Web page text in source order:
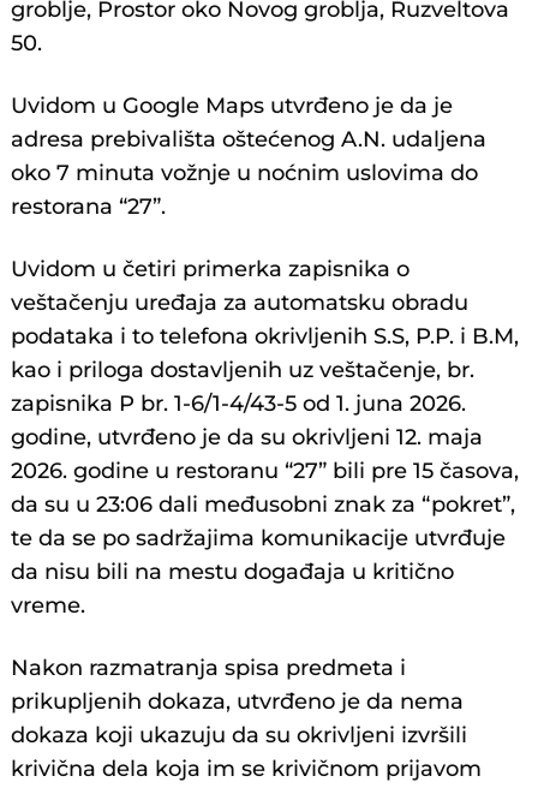
groblje, Prostor oko Novog groblja, Ruzveltova
50.
Uvidom u Google Maps utvrđeno je da je
adresa prebivališta oštećenog A.N. udaljena
oko 7 minuta vožnje u noćnim uslovima do
restorana “27”.
Uvidom u četiri primerka zapisnika o
veštačenju uređaja za automatsku obradu
podataka i to telefona okrivljenih S.S, P.P. i B.M,
kao i priloga dostavljenih uz veštačenje, br.
zapisnika P br. 1-6/1-4/43-5 od 1. juna 2026.
godine, utvrđeno je da su okrivljeni 12. maja
2026. godine u restoranu “27” bili pre 15 časova,
da su u 23:06 dali međusobni znak za “pokret”,
te da se po sadržajima komunikacije utvrđuje
da nisu bili na mestu događaja u kritično
vreme.
Nakon razmatranja spisa predmeta i
prikupljenih dokaza, utvrđeno je da nema
dokaza koji ukazuju da su okrivljeni izvršili
krivična dela koja im se krivičnom prijavom